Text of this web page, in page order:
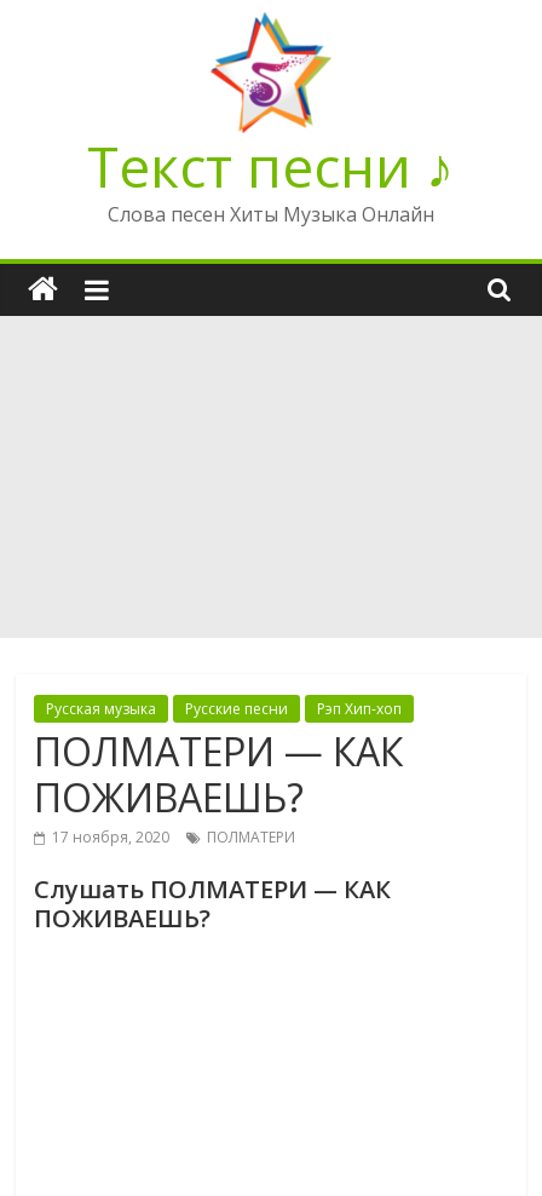
Текст песни ♪
Слова песен Хиты Музыка Онлайн
Русская музыка Русские песни Рэп Хип-хоп
ПОЛМАТЕРИ — КАК
ПОЖИВАЕШЬ?
17 ноября, 2020 ПОЛМАТЕРИ
Слушать ПОЛМАТЕРИ — КАК
ПОЖИВАЕШЬ?